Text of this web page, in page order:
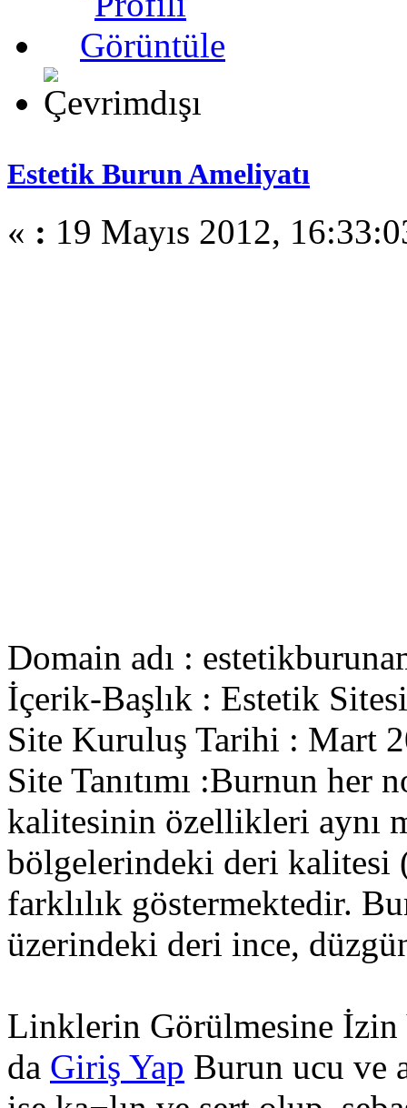
Estetik Burun Ameliyatı
« : 19 Mayıs 2012,
Domain adı :
İçerik-Başlık : Estetik Sitesi
Site Kuruluş Tarihi : Mart
Site Tanıtımı :Burnun her
kalitesinin özellikleri aynı
bölgelerindeki deri kalitesi
farklılık göstermektedir.
üzerindeki deri ince,
Linklerin Görülmesine
da Giriş Yap Burun ucu ve